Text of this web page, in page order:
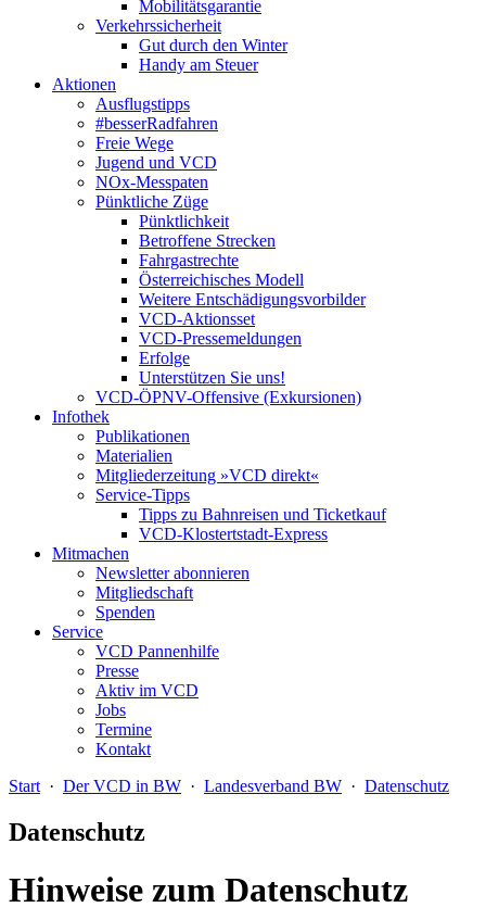
Mobilitätsgarantie
Verkehrssicherheit
Gut durch den Winter
Handy am Steuer
Aktionen
Ausflugstipps
#besserRadfahren
Freie Wege
Jugend und VCD
NOx-Messpaten
Pünktliche Züge
Pünktlichkeit
Betroffene Strecken
Fahrgastrechte
Österreichisches Modell
Weitere Entschädigungsvorbilder
VCD-Aktionsset
VCD-Pressemeldungen
Erfolge
Unterstützen Sie uns!
VCD-ÖPNV-Offensive (Exkursionen)
Infothek
Publikationen
Materialien
Mitgliederzeitung »VCD direkt«
Service-Tipps
Tipps zu Bahnreisen und Ticketkauf
VCD-Klostertstadt-Express
Mitmachen
Newsletter abonnieren
Mitgliedschaft
Spenden
Service
VCD Pannenhilfe
Presse
Aktiv im VCD
Jobs
Termine
Kontakt
Start · Der VCD in BW · Landesverband BW · Datenschutz
Datenschutz
Hinweise zum Datenschutz